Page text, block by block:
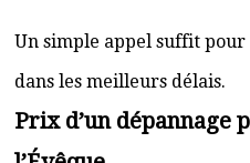
Un simple appel suffit
dans les meilleurs délais.
Prix d’un dépannage